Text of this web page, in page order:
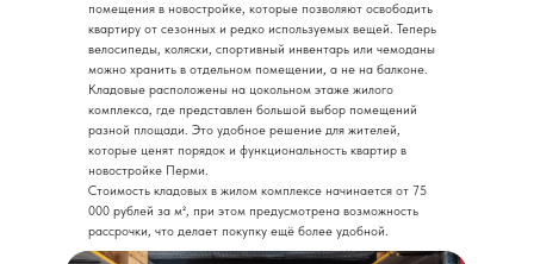
помещения в новостройке, которые позволяют освободить
квартиру от сезонных и редко используемых вещей. Теперь
велосипеды, коляски, спортивный инвентарь или чемоданы
можно хранить в отдельном помещении, а не на балконе.
Кладовые расположены на цокольном этаже жилого
комплекса, где представлен большой выбор помещений
разной площади. Это удобное решение для жителей,
которые ценят порядок и функциональность квартир в
новостройке Перми.
Стоимость кладовых в жилом комплексе начинается от 75
000 рублей за м², при этом предусмотрена возможность
рассрочки, что делает покупку ещё более удобной.